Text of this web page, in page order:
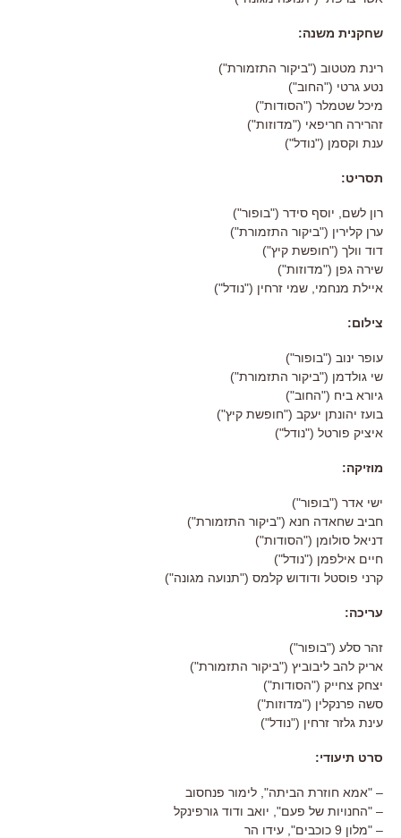
שחקנית משנה:
רינת מטטוב ("ביקור התזמורת")
נטע גרטי ("החוב")
מיכל שטמלר ("הסודות")
זהרירה חריפאי ("מדוזות")
ענת וקסמן ("נודל")
תסריט:
רון לשם, יוסף סידר ("בופור")
ערן קלירין ("ביקור התזמורת")
דוד וולך ("חופשת קיץ")
שירה גפן ("מדוזות")
איילת מנחמי, שמי זרחין ("נודל")
צילום:
עופר ינוב ("בופור")
שי גולדמן ("ביקור התזמורת")
גיורא ביח ("החוב")
בועז יהונתן יעקב ("חופשת קיץ")
איציק פורטל ("נודל")
מוזיקה:
ישי אדר ("בופור")
חביב שחאדה חנא ("ביקור התזמורת")
דניאל סולומן ("הסודות")
חיים אילפמן ("נודל")
קרני פוסטל ודודוש קלמס ("תנועה מגונה")
עריכה:
זהר סלע ("בופור")
אריק להב ליבוביץ ("ביקור התזמורת")
יצחק צחייק ("הסודות")
סשה פרנקלין ("מדוזות")
עינת גלזר זרחין ("נודל")
סרט תיעודי:
– "אמא חוזרת הביתה", לימור פנחסוב
– "החנויות של פעם", יואב ודוד גורפינקל
– "מלון 9 כוכבים", עידו הר